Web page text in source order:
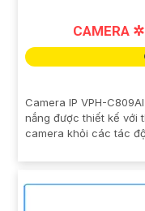
CAMERA
Camera IP VPH-
nắng được thiết kế với
camera khỏi các tác